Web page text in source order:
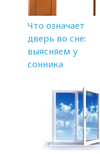
Что означает
дверь во сне:
выясняем у
сонника